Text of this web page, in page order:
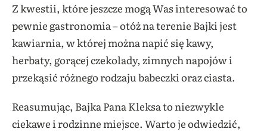
Z kwestii, które jeszcze mogą Was interesować to
pewnie gastronomia – otóż na terenie Bajki jest
kawiarnia, w której można napić się kawy,
herbaty, gorącej czekolady, zimnych napojów i
przekąsić różnego rodzaju babeczki oraz ciasta.
Reasumując, Bajka Pana Kleksa to niezwykle
ciekawe i rodzinne miejsce. Warto je odwiedzić,